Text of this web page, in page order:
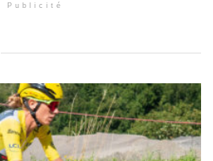
Publicité